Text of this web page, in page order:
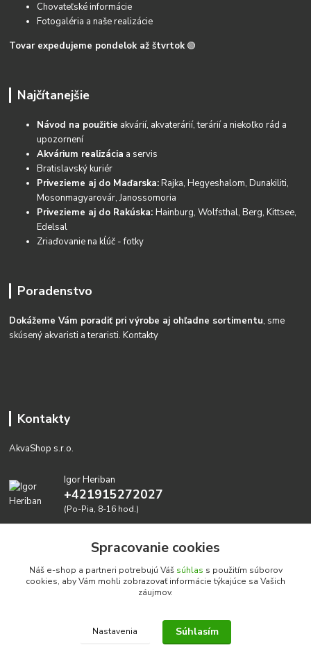
Chovateľské informácie
Fotogaléria a naše realizácie
Tovar expedujeme pondelok až štvrtok 🟢
Najčítanejšie
Návod na použitie akvárií, akvaterárií, terárií a niekoľko rád a
upozornení
Akvárium realizácia a servis
Bratislavský kuriér
Privezieme aj do Maďarska:Rajka, Hegyeshalom, Dunakiliti,
Mosonmagyarovár, Janossomoria
Privezieme aj do Rakúska:Hainburg, Wolfsthal, Berg, Kittsee,
Edelsal
Zriaďovanie na kĺúč - fotky
Poradenstvo
Dokážeme Vám poradiť pri výrobe aj ohľadne sortimentu, sme
skúsený akvaristi a teraristi.Kontakty
Kontakty
AkvaShop s.r.o.
Igor Heriban
+421915272027
(Po-Pia, 8-16 hod.)
Realizujeme prírodné akvária: AkvaShop s.r.o. • IBAN:
SK3911000000002947087849
Spracovanie cookies
Náš e-shop a partneri potrebujú Váš súhlas s použitím súborov
cookies, aby Vám mohli zobrazovať informácie týkajúce sa Vašich
záujmov.
Nastavenia Súhlasím